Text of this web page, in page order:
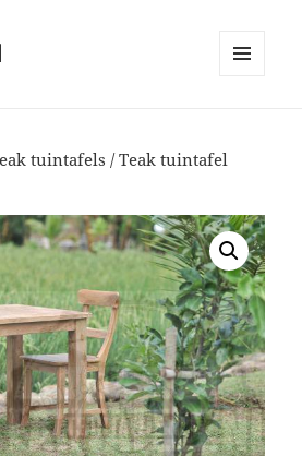
tuintafels / Teak tuintafel